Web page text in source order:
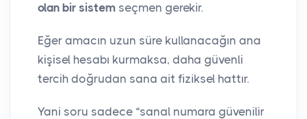
olan bir sistem seçmen gerekir.
Eğer amacın uzun süre kullanacağın ana
kişisel hesabı kurmaksa, daha güvenli
tercih doğrudan sana ait fiziksel hattır.
Yani soru sadece “sanal numara güvenilir